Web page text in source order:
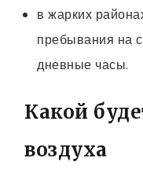
в жарких
пребывания на
дневные часы.
Какой
воздуха